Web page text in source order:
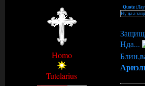
Homo
Tutelarius
Quote(
Ну да а
Нда...